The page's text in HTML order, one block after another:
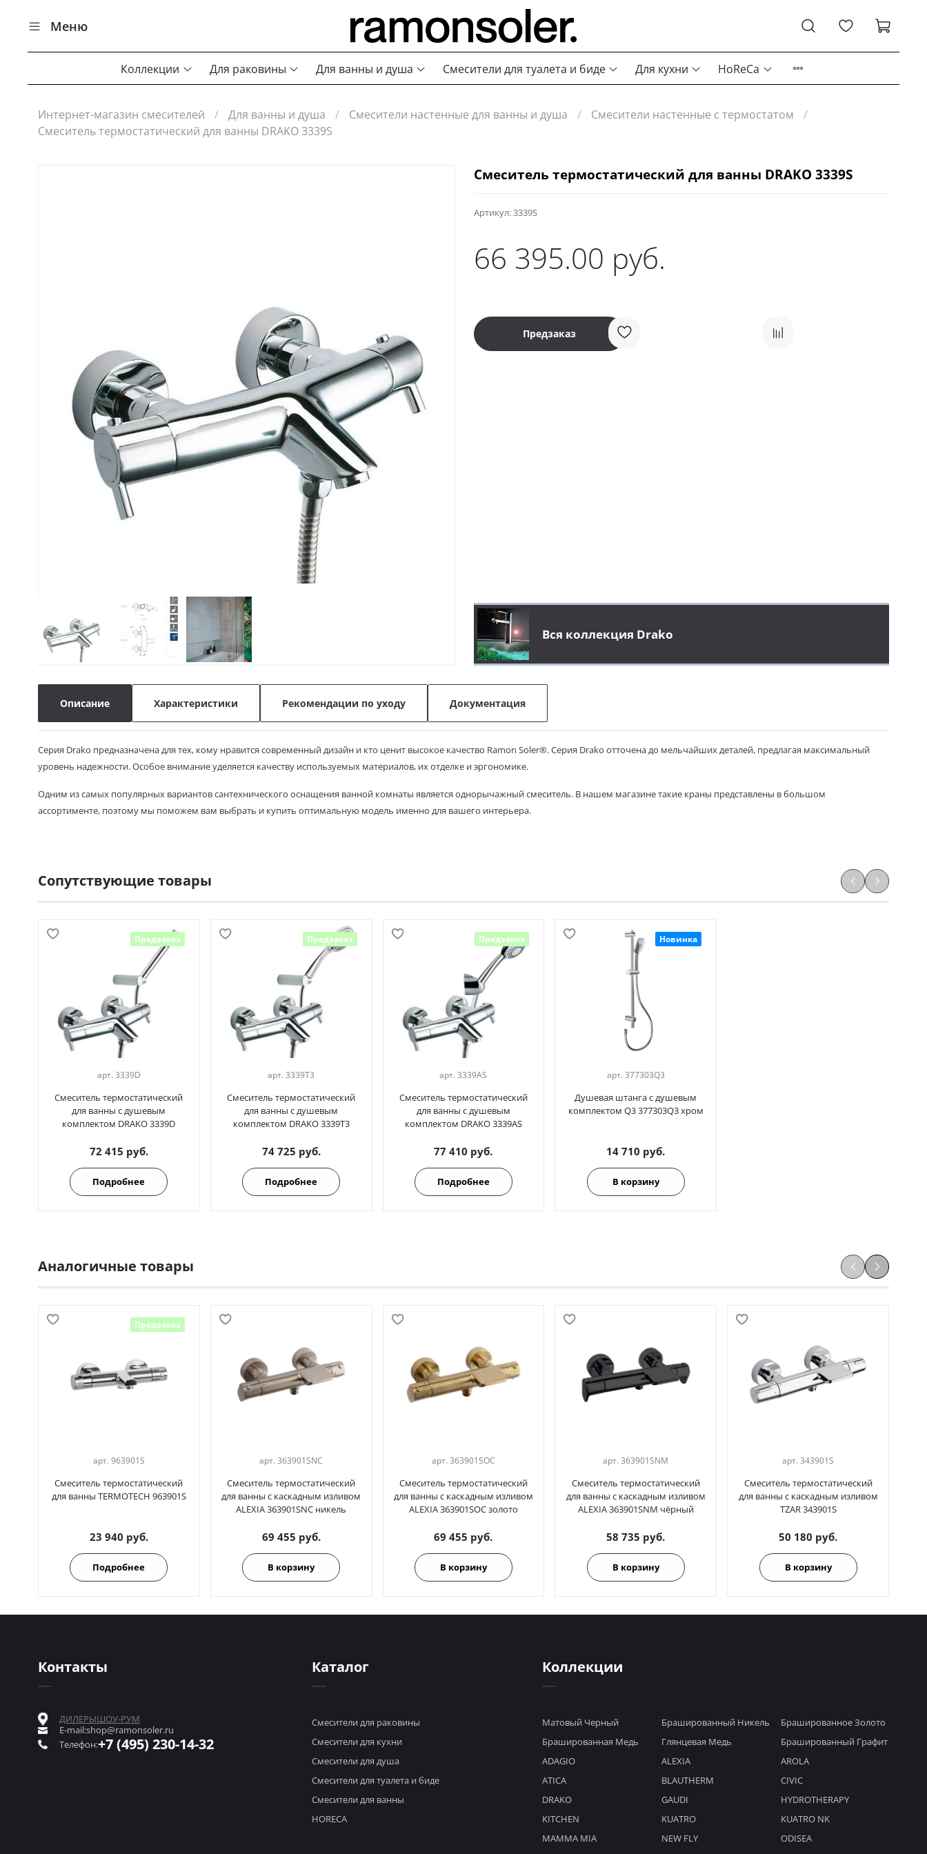
Меню
Коллекции Для раковины Для ванны и душа Смесители для туалета и биде Для кухни HoReCa
Интернет-магазин смесителей Для ванны и душа Смесители настенные для ванны и душа
Смесители настенные с термостатом
Смеситель термостатический для ванны DRAKO 3339S
Артикул:3339S
Смеситель термостатический для ванны DRAKO 3339S
66 395.00 руб.
Предзаказ
Вся коллекция Drako
Описание Характеристики Рекомендации по уходу Документация
Серия Drako предназначена для тех, кому нравится современный дизайн и кто ценит высокое качество Ramon Soler®. Серия Drako отточена до мельчайших деталей, предлагая максимальный
уровень надежности. Особое внимание уделяется качеству используемых материалов, их отделке и эргономике.
Одним из самых популярных вариантов сантехнического оснащения ванной комнаты является однорычажный смеситель. В нашем магазине такие краны представлены в большом
ассортименте, поэтому мы поможем вам выбрать и купить оптимальную модель именно для вашего интерьера.
Сопутствующие товары
Предзаказ
арт. 3339D
Смеситель термостатический
для ванны с душевым
комплектом DRAKO 3339D
72 415 руб.
Подробнее
Предзаказ
арт.3339T3
Смеситель термостатический
для ванны с душевым
комплектом DRAKO 3339T3
74 725 руб.
Подробнее
Предзаказ
арт.3339AS
Смеситель термостатический
для ванны с душевым
комплектом DRAKO 3339AS
77 410 руб.
Подробнее
Новинка
арт. 377303Q3
Душевая штанга с душевым
комплектом Q3 377303Q3 хром
14 710 руб.
В корзину
Аналогичные товары
Предзаказ
арт. 963901S
Смеситель термостатический
для ванны TERMOTECH 963901S
23 940 руб.
Подробнее
арт.363901SNC
Смеситель термостатический
для ванны с каскадным изливом
ALEXIA 363901SNC никель
69 455 руб.
В корзину
арт. 363901SOC
Смеситель термостатический
для ванны с каскадным изливом
ALEXIA 363901SOC золото
69 455 руб.
В корзину
арт.363901SNM
Смеситель термостатический
для ванны с каскадным изливом
ALEXIA 363901SNM чёрный
58 735 руб.
В корзину
арт.343901S
Смеситель термостатический
для ванны с каскадным изливом
TZAR 343901S
50 180 руб.
В корзину
Каталог
Смесители для раковины
Смесители для кухни
Смесители для душа
Смесители для туалета и биде
Смесители для ванны
HORECA
Коллекции
Матовый Черный Брашированный Никель
Брашированное Золото
Брашированная Медь
Глянцевая Медь
Брашированный Графит
ADAGIO
ALEXIA
AROLA
ATICA
BLAUTHERM
CIVIC
DRAKO
GAUDI
HYDROTHERAPY
KITCHEN
KUATRO
KUATRO NK
MAMMA MIA
NEW FLY
ODISEA
Контакты
ДИЛЕРЫШОУ-РУМ
E-mail:shop@ramonsoler.ru
Телефон:+7 (495) 230-14-32